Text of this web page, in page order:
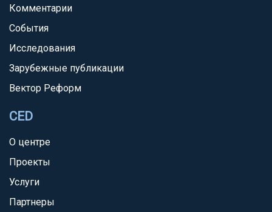
Комментарии
События
Исследования
Зарубежные публикации
Вектор Реформ
CED
О центре
Проекты
Услуги
Партнеры